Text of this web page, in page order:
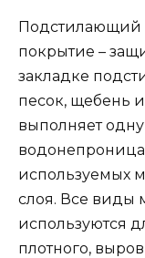
Подстилающий
покрытие –
закладке
песок, щебень
выполняет
используемых
слоя. Все виды
используются
плотного,